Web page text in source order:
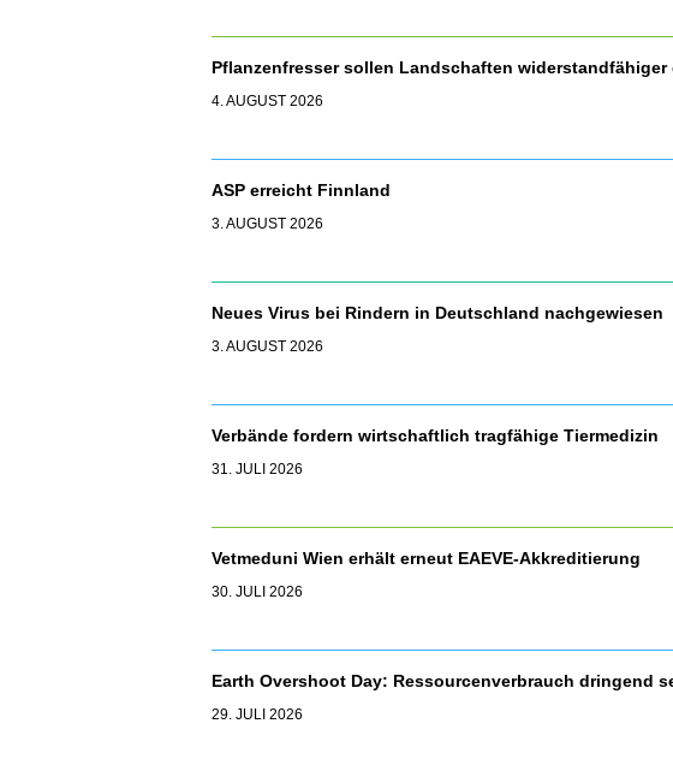
Pflanzenfresser sollen Landschaften widerstandfähiger
4. AUGUST 2026
ASP erreicht Finnland
3. AUGUST 2026
Neues Virus bei Rindern in Deutschland nachgewiesen
3. AUGUST 2026
Verbände fordern wirtschaftlich tragfähige Tiermedizin
31. JULI 2026
Vetmeduni Wien erhält erneut EAEVE-Akkreditierung
30. JULI 2026
Earth Overshoot Day: Ressourcenverbrauch dringend
29. JULI 2026